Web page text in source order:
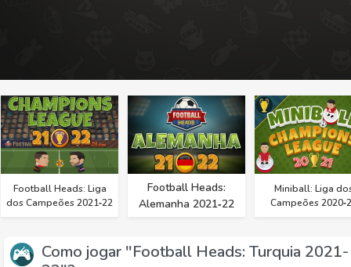
Football Heads: Liga
dos Campeões 2021‑22
Football Heads:
Alemanha 2021‑22
Miniball: Liga
Campeões
Como jogar "Football Heads: Turquia 2021-